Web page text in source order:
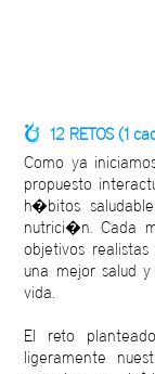
12 RETOS (1
Como ya
propuesto
h�bitos
nutrici�n. Cada
objetivos
una mejor salud
vida.
El reto
ligeramente